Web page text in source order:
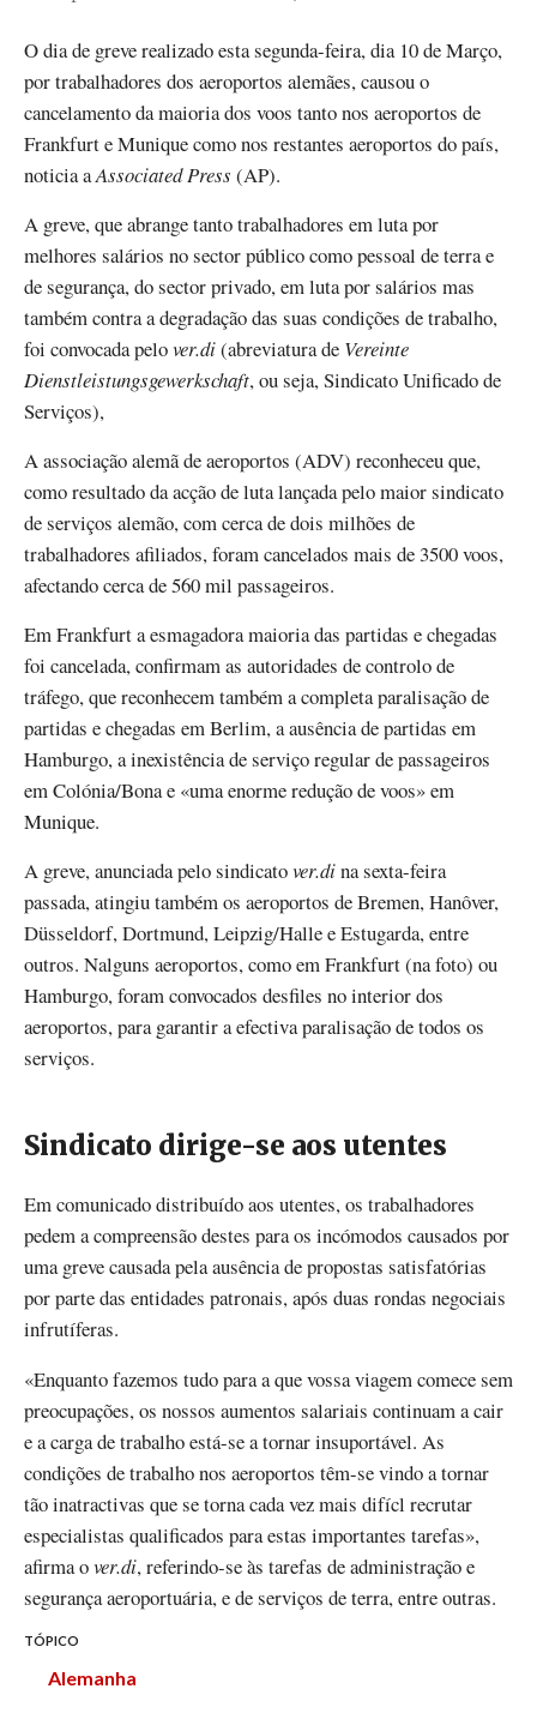
O dia de greve realizado esta segunda-feira, dia 10 de Março,
por trabalhadores dos aeroportos alemães, causou o
cancelamento da maioria dos voos tanto nos aeroportos de
Frankfurt e Munique como nos restantes aeroportos do país,
noticia aAssociated Press (AP).
A greve, que abrange tanto trabalhadores em luta por
melhores salários no sector público como pessoal de terra e
de segurança, do sector privado, em luta por salários mas
também contra a degradação das suas condições de trabalho,
foi convocada pelover.di(abreviatura de Vereinte
Dienstleistungsgewerkschaft, ou seja, Sindicato Unificado de
Serviços),
A associação alemã de aeroportos (ADV) reconheceu que,
como resultado da acção de luta lançada pelo maior sindicato
de serviços alemão, com cerca de dois milhões de
trabalhadores afiliados, foram cancelados mais de 3500 voos,
afectando cerca de 560 mil passageiros.
Em Frankfurt a esmagadora maioria das partidas e chegadas
foi cancelada, confirmam as autoridades de controlo de
tráfego, que reconhecem também a completa paralisação de
partidas e chegadas em Berlim, a ausência de partidas em
Hamburgo, a inexistência de serviço regular de passageiros
em Colónia/Bona e «uma enorme redução de voos» em
Munique.
A greve, anunciada pelo sindicatover.dina sexta-feira
passada, atingiu também os aeroportos de Bremen, Hanôver,
Düsseldorf, Dortmund, Leipzig/Halle e Estugarda, entre
outros. Nalguns aeroportos, como em Frankfurt (na foto) ou
Hamburgo, foram convocados desfiles no interior dos
aeroportos, para garantir a efectiva paralisação de todos os
serviços.
Sindicato dirige-se aos utentes
Em comunicado distribuído aos utentes, os trabalhadores
pedem a compreensão destes para os incómodos causados por
uma greve causada pela ausência de propostas satisfatórias
por parte das entidades patronais, após duas rondas negociais
infrutíferas.
«Enquanto fazemos tudo para a que vossa viagem comece sem
preocupações, os nossos aumentos salariais continuam a cair
e a carga de trabalho está-se a tornar insuportável. As
condições de trabalho nos aeroportos têm-se vindo a tornar
tão inatractivas que se torna cada vez mais difícl recrutar
especialistas qualificados para estas importantes tarefas»,
afirma over.di, referindo-se às tarefas de administração e
segurança aeroportuária, e de serviços de terra, entre outras.
TÓPICO
Alemanha